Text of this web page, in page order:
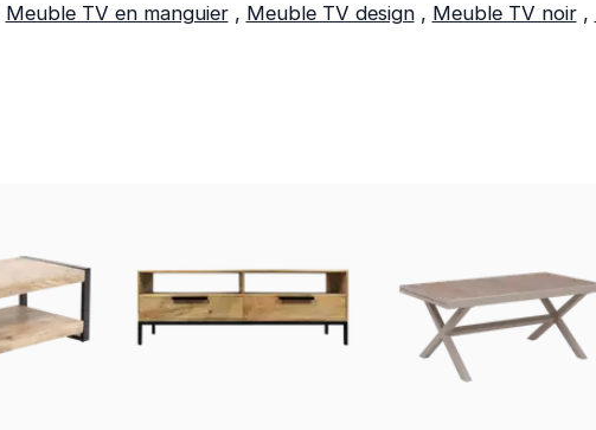
Meuble TV en manguier, Meuble TV design, Meuble TV noir,